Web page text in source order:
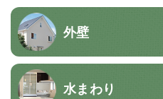
外壁
水まわり